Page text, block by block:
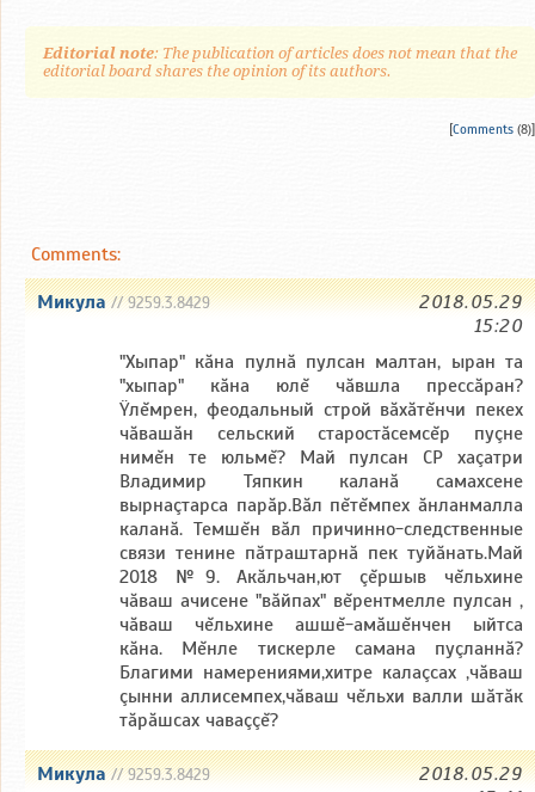
Editorial note: The publication of articles does not mean that the
editorial board shares the opinion of its authors.
[Comments (8)]
Comments:
Микула// 9259.3.8429
2018.05.29
15:20
"Хыпар" кăна пулнă пулсан малтан, ыран та
"хыпар" кăна юлĕ чăвшла прессăран?
Ÿлĕмрен, феодальный строй вăхăтĕнчи пекех
чăвашăн сельский старостăсемсĕр пуçне
нимĕн те юльмĕ? Май пулсан СР хаçатри
Владимир Тяпкин каланă самахсене
вырнаçтарса парăр.Вăл пĕтĕмпех ăнланмалла
каланă. Темшĕн вăл причинно-следственные
связи тенине пăтраштарнă пек туйăнать.Май
2018 №9. Акăльчан,ют çĕршыв чĕльхине
чăваш ачисене "вăйпах" вĕрентмелле пулсан ,
чăваш чĕльхине ашшĕ-амăшĕнчен ыйтса
кăна. Мĕнле тискерле самана пуçланнă?
Благими намерениями,хитре калаçсах ,чăваш
çынни аллисемпех,чăваш чĕльхи валли шăтăк
тăрăшсах чаваççĕ?
Микула// 9259.3.8429
2018.05.29